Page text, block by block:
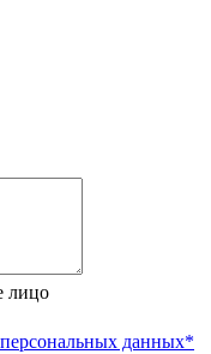
лицо
персональных данных*